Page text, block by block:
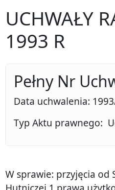
UCHWAŁY
1993 R
Pełny Nr
Data uchwalenia:
Typ Aktu prawnego:
W sprawie: przyjęcia od